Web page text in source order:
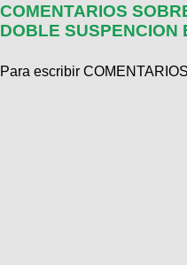
COMENTARIOS
DOBLE SUSPENCION
Para escribir